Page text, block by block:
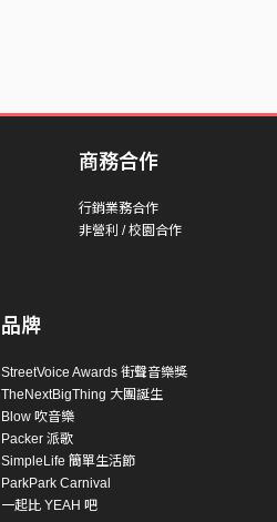
商務合作
行銷業務合作
非營利 / 校園合作
品牌
StreetVoice Awards 街聲音樂獎
TheNextBigThing 大團誕生
Blow 吹音樂
Packer 派歌
SimpleLife 簡單生活節
ParkPark Carnival
一起比 YEAH 吧